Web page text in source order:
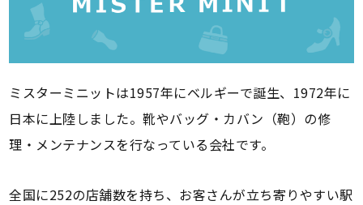
ミスターミニットは1957年にベルギーで誕生、1972年に
日本に上陸しました。靴やバッグ・カバン（鞄）の修
理・メンテナンスを行なっている会社です。
全国に252の店舗数を持ち、お客さんが立ち寄りやすい駅